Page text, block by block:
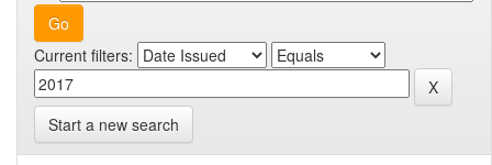
Current filters:
Start a new search